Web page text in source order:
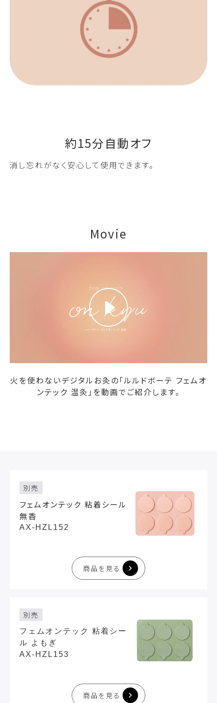
約15分自動オフ
消し忘れがなく安心して使用できます。
Movie
火を使わないデジタルお灸の「ルルドボーテ フェムオ
ンテック 温灸」を動画でご紹介します。
別売
フェムオンテック 粘着シール
無香
AX-HZL152
商品を見る
別売
フェムオンテック 粘着シー
ル よもぎ
AX-HZL153
商品を見る